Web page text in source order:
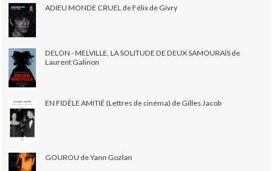
ADIEU MONDE CRUEL de Félix de Givry
DELON - MELVILLE, LA SOLITUDE DE DEUX SAMOURAÏS de
Laurent Galinon
EN FIDÈLE AMITIÉ (Lettres de cinéma) de Gilles Jacob
GOUROU de Yann Gozlan